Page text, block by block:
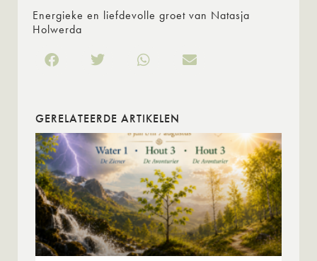
Energieke en liefdevolle groet van Natasja
Holwerda
GERELATEERDE ARTIKELEN